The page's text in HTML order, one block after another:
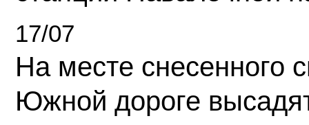
17/07
На месте снесенного
Южной дороге